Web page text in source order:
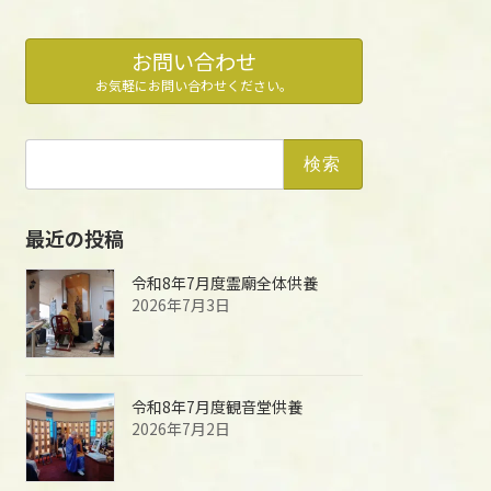
お問い合わせ
お気軽にお問い合わせください。
最近の投稿
令和8年7月度霊廟全体供養
2026年7月3日
令和8年7月度観音堂供養
2026年7月2日